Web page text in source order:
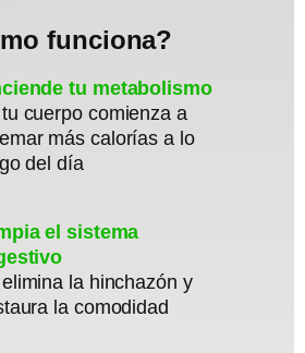
funciona?
tu metabolismo
cuerpo comienza a
más calorías a lo
del día
el sistema
la hinchazón y
la comodidad